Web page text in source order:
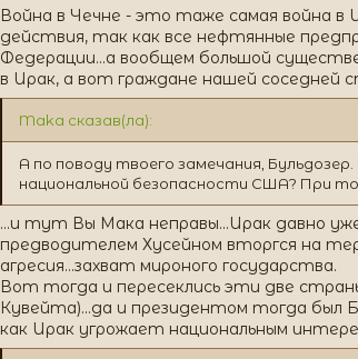
Война в Чечне - это таже самая война в
действия, так как все нефтянные
Федерации...а вообщем большой
в Ирак, а вот граждане нашей соседней
Maka сказав(ла):
А по поводу твоего замечания,
национальной безопасности США? При
...и тут Вы Мака неправы...Ирак давно
предводителем Хусейном вторгся на
агресия...захват мироного государства.
Вот тогда и пересеклись эти две
Кувейта)...да и президентом тогда
как Ирак угрожает национальным